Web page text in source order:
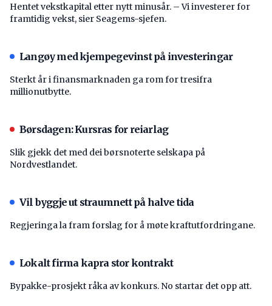
Hentet vekstkapital etter nytt minusår. – Vi investerer for
framtidig vekst, sier Seagems-sjefen.
Langøy med kjempegevinst på investeringar
Sterkt år i finansmarknaden ga rom for tresifra
millionutbytte.
Børsdagen: Kursras for reiarlag
Slik gjekk det med dei børsnoterte selskapa på
Nordvestlandet.
Vil byggje ut straumnett på halve tida
Regjeringa la fram forslag for å møte kraftutfordringane.
Lokalt firma kapra stor kontrakt
Bypakke-prosjekt råka av konkurs. No startar det opp att.